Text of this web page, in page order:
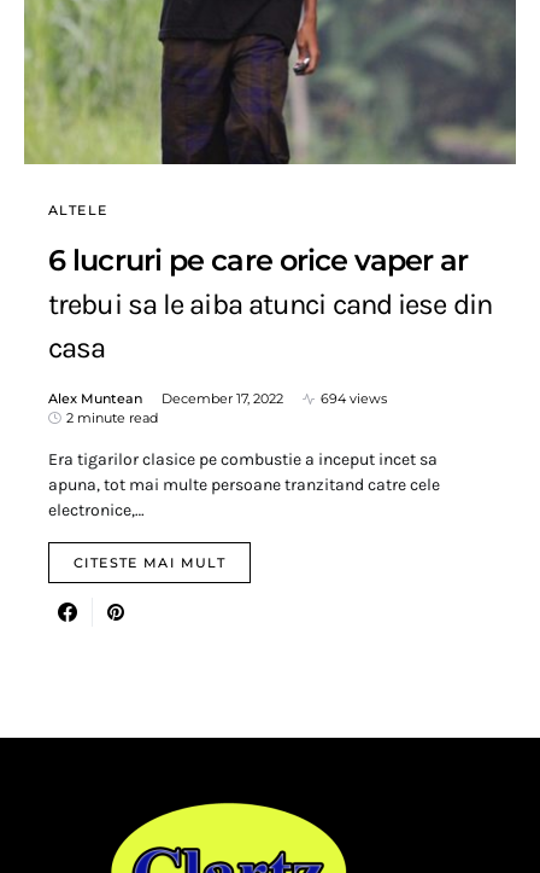
ALTELE
6 lucruri pe care orice vaper ar
trebui sa le aiba atunci cand iese din
casa
Alex Muntean December 17, 2022
694 views
2 minute read
Era tigarilor clasice pe combustie a inceput incet sa
apuna, tot mai multe persoane tranzitand catre cele
electronice,…
CITESTE MAI MULT